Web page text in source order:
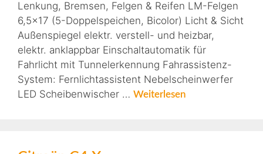
Lenkung, Bremsen, Felgen & Reifen LM-Felgen
6,5×17 (5-Doppelspeichen, Bicolor) Licht & Sicht
Außenspiegel elektr. verstell- und heizbar,
elektr. anklappbar Einschaltautomatik für
Fahrlicht mit Tunnelerkennung Fahrassistenz-
System: Fernlichtassistent Nebelscheinwerfer
LED Scheibenwischer … Weiterlesen